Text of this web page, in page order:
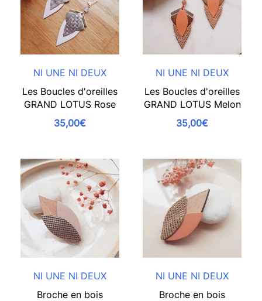
NI UNE NI DEUX
Les Boucles d'oreilles
GRAND LOTUS Rose
35,00€
NI UNE NI DEUX
Les Boucles d'oreilles
GRAND LOTUS Melon
35,00€
NI UNE NI DEUX
Broche en bois
NI UNE NI DEUX
Broche en bois